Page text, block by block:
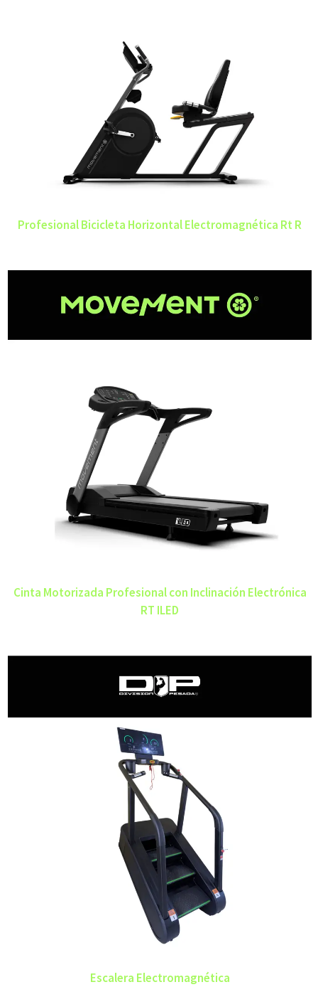
Profesional Bicicleta Horizontal Electromagnética Rt R
Cinta Motorizada Profesional con Inclinación Electrónica
RT ILED
Escalera Electromagnética